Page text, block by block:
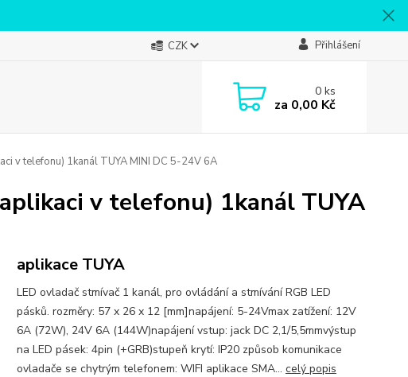
CZK Přihlášení
0ks
za 0,00 Kč
v telefonu) 1kanál TUYA MINI DC 5-24V 6A
v telefonu) 1kanál TUYA
aplikace TUYA
LED ovladač stmívač 1 kanál, pro ovládání a stmívání RGB LED
pásků. rozměry: 57 x 26 x 12 [mm]napájení: 5-24Vmax zatížení: 12V
6A (72W), 24V 6A (144W)napájení vstup: jack DC 2,1/5,5mmvýstup
na LED pásek: 4pin (+GRB)stupeň krytí: IP20 způsob komunikace
ovladače se chytrým telefonem: WIFI aplikace SMA... celý popis